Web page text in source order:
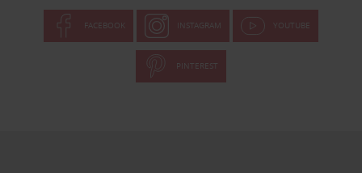
FACEBOOK INSTAGRAM YOUTUBE
PINTEREST